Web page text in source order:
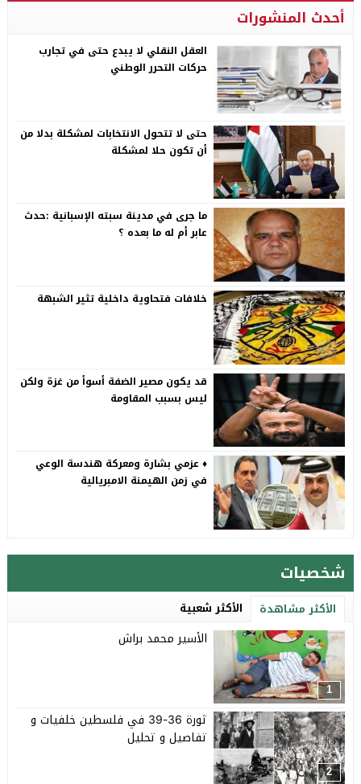
أحدث المنشورات
العقل النقلي لا يبدع حتى في تجارب
حركات التحرر الوطني
حتى لا تتحول الانتخابات لمشكلة بدلا من
أن تكون حلا لمشكلة
ما جرى في مدينة سبته الإسبانية :حدث
عابر أم له ما بعده ؟
خلافات فتحاوية داخلية تثير الشبهة
قد يكون مصير الضفة أسوأ من غزة ولكن
ليس بسبب المقاومة
♦️ عزمي بشارة ومعركة هندسة الوعي
في زمن الهيمنة الامبريالية
شخصيات
الأكثر مشاهدة الأكثر شعبية
1
الأسير محمد براش
2
ثورة 36-39 في فلسطين خلفيات و
تفاصيل و تحليل